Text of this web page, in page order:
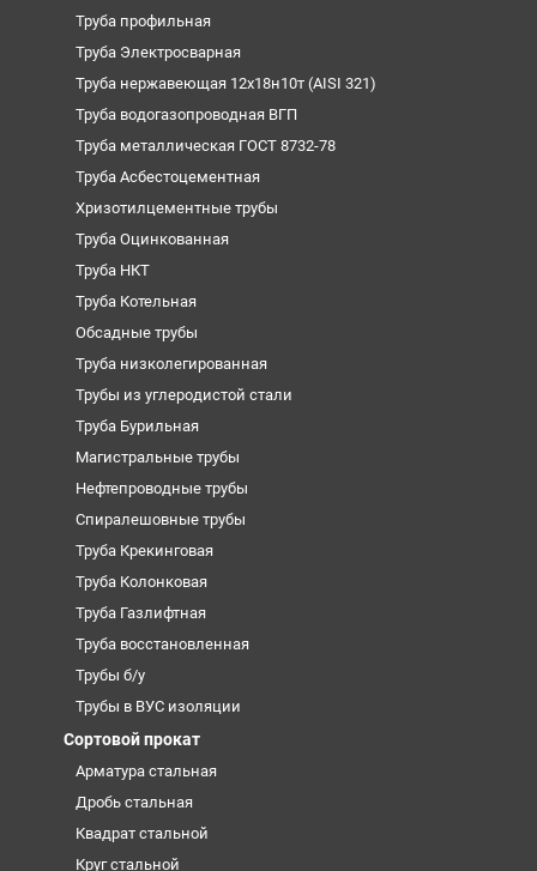
Труба профильная
Труба Электросварная
Труба нержавеющая 12х18н10т (AISI 321)
Труба водогазопроводная ВГП
Труба металлическая ГОСТ 8732-78
Труба Асбестоцементная
Хризотилцементные трубы
Труба Оцинкованная
Труба НКТ
Труба Котельная
Обсадные трубы
Труба низколегированная
Трубы из углеродистой стали
Труба Бурильная
Магистральные трубы
Нефтепроводные трубы
Спиралешовные трубы
Труба Крекинговая
Труба Колонковая
Труба Газлифтная
Труба восстановленная
Трубы б/у
Трубы в ВУС изоляции
Сортовой прокат
Арматура стальная
Дробь стальная
Квадрат стальной
Круг стальной